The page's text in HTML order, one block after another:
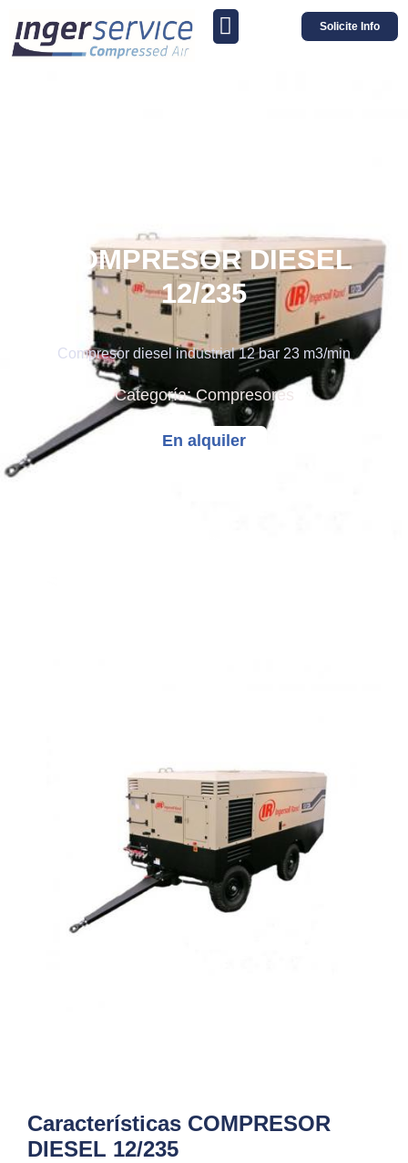
Solicite Info
COMPRESOR DIESEL
12/235
Compresor diesel industrial 12 bar 23 m3/min
Categoría: Compresores
En alquiler
Características COMPRESOR
DIESEL 12/235